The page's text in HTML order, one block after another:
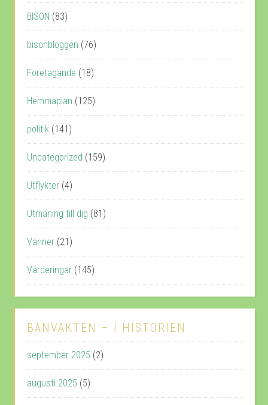
BISON (83)
bisonbloggen (76)
Företagande (18)
Hemmaplan (125)
politik (141)
Uncategorized (159)
Utflykter (4)
Utmaning till dig (81)
Vänner (21)
Värderingar (145)
BANVAKTEN – I HISTORIEN
september 2025 (2)
augusti 2025 (5)